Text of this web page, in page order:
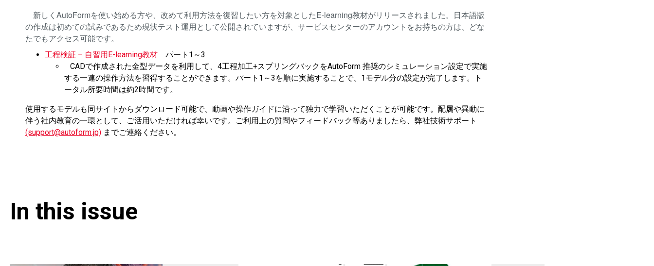
新しくAutoFormを使い始める方や、改めて利用方法を復習したい方を対象としたE-learning教材がリリースされました。日本語版
の作成は初めての試みであるため現状テスト運用として公開されていますが、サービスセンターのアカウントをお持ちの方は、どな
たでもアクセス可能です。
工程検証 – 自習用E-learning教材 パート1～3
CADで作成された金型データを利用して、4工程加工+スプリングバックをAutoForm 推奨のシミュレーション設定で実施
する一連の操作方法を習得することができます。パート1～3を順に実施することで、1モデル分の設定が完了します。ト
ータル所要時間は約2時間です。
使用するモデルも同サイトからダウンロード可能で、動画や操作ガイドに沿って独力で学習いただくことが可能です。配属や異動に
伴う社内教育の一環として、ご活用いただければ幸いです。ご利用上の質問やフィードバック等ありましたら、弊社技術サポート
(support@autoform.jp) までご連絡ください。
In this issue​